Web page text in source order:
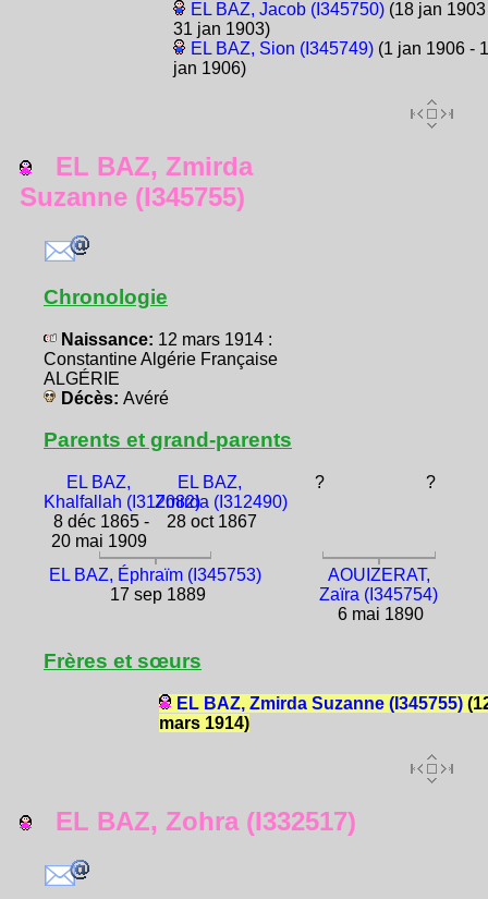
EL BAZ, Jacob (I345750)(18 jan 1903
31 jan 1903)
EL BAZ, Sion (I345749)(1 jan 1906 -
jan 1906)
EL BAZ, Zmirda
Suzanne (I345755)
Chronologie
Naissance: 12 mars 1914 :
Constantine Algérie Française
ALGÉRIE
Décès: Avéré
Parents et grand-parents
EL BAZ,
Khalfallah (I312082)
8 déc 1865 -
20 mai 1909
EL BAZ,
Zmirda (I312490)
28 oct 1867
? ?
EL BAZ, Éphraïm (I345753)
17 sep 1889
AOUIZERAT,
Zaïra (I345754)
6 mai 1890
Frères et sœurs
EL BAZ, Zmirda Suzanne (I345755)
mars 1914)
EL BAZ, Zohra (I332517)